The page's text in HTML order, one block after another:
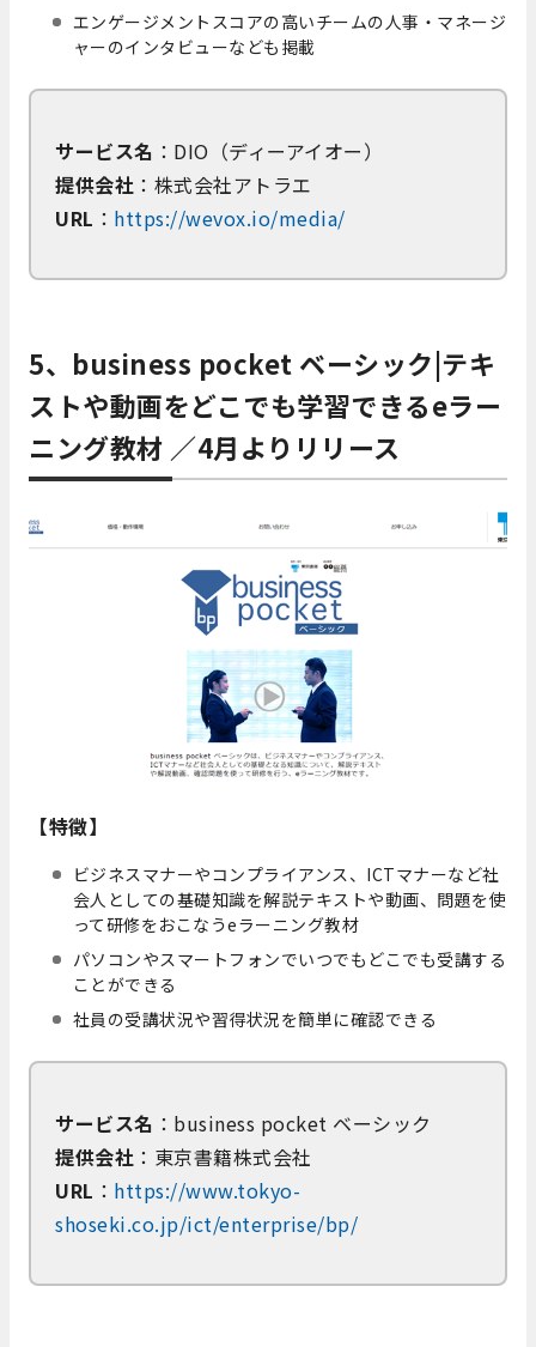
エンゲージメントスコアの高いチームの人事・マネージ
ャーのインタビューなども掲載
サービス名 ：DIO（ディーアイオー）
提供会社 ：株式会社アトラエ
URL ： https://wevox.io/media/
5、business pocket ベーシック|テキ
ストや動画をどこでも学習できるeラー
ニング教材 ／4月よりリリース
【特徴】
​ビジネスマナーやコンプライアンス、ICTマナーなど社
会人としての基礎知識を解説テキストや動画、問題を使
って研修をおこなうeラーニング教材
パソコンやスマートフォンでいつでもどこでも受講する
ことができる
社員の受講状況や習得状況を簡単に確認できる
サービス名 ：business pocket ベーシック
提供会社 ：東京書籍株式会社
URL ： https://www.tokyo-
shoseki.co.jp/ict/enterprise/bp/